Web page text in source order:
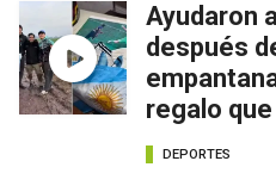
Ayudaron
después
regalo
DEPORTES